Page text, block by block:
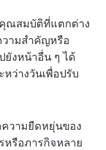
ณสมบัติที่แตกต่าง
วามสำคัญหรือ
ยังหน้าอื่น ๆ ได้
ว่างวันเพื่อปรับ
วามยืดหยุ่นของ
หรือภารกิจหลาย